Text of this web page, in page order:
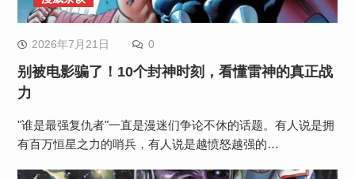
2026年7月21日 0
别被电影骗了！10个封神时刻，看懂雷神的真正战
力
"谁是最强复仇者"一直是漫迷们争论不休的话题。有人说是拥
有百万恒星之力的哨兵，有人说是越愤怒越强的…